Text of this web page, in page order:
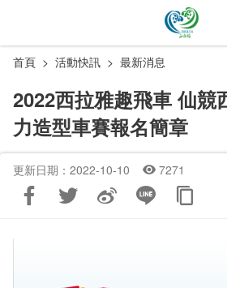
主
首頁 活動快訊 最新消息
2022西拉雅趣飛車 仙競
力造型車賽報名簡章
更新日期：2022-10-10 7271